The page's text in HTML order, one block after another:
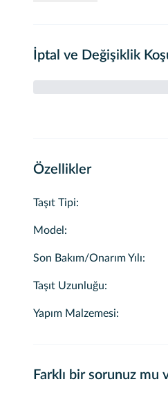
- Şakşuka
-Türk Kahvesi
İptal ve Değişiklik
Özellikler
Taşıt Tipi:
Model :
Son Bakım/Onarım Yılı:
Taşıt Uzunluğu:
Yapım Malzemesi:
Farklı bir sorunuz mu